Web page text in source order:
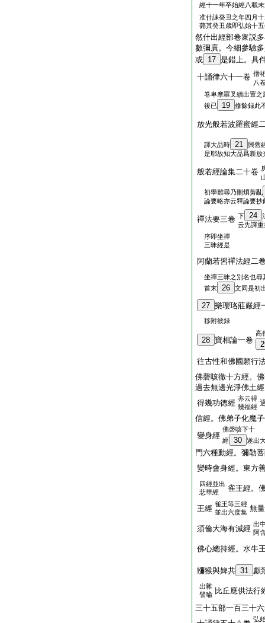
經十一年卒始經八載
准什誄癸丑之年四月
薨其癸丑歳即弘始十
然什出經部卷衆説
數彌廣。今細參驗
或 17 是錯上。具
十誦律六十一卷 僧
八
卷卑摩羅叉續出置之
後已
19 修餘録此
放光般若波羅蜜經
譯大品時 21
興舊
是耶故知大品爲新放
般若經論集二十卷
初學難尋乃刪煩剪亂
論要略亦云釋論要抄
禪法要三卷 下 24
云先譯
序即坐禪
三昧經是
阿蘭若習禪法經二
坐禪三昧之別名也尋
首末
26 文同是初
27 樂瓔珞莊嚴經
移附彼録
28 寶相論一卷
高
往古性和佛國願行
佛磬咳徹十方經。
過去無邊光淨佛土
得幾功徳經 亦云得
幾福經
信經。佛弟子化魔
變身經
佛磬咳下十
經
30 遂出
門六種動經。彌勒
變時會身經。東方
四經並出
悲華經
雀王經。
王經 雀王等三經
並出六度集 無
須倫大海有減經 出
阿
佛心總持經。水牛
獼猴與婢共 31 獻
出雜
譬喩 比丘應供法行
三十五部一百三十
弘